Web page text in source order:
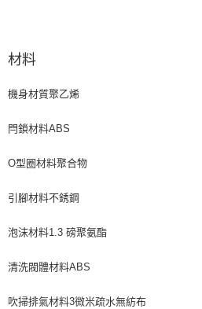
材料
機身材質聚乙烯
閂鎖材料ABS
O型圈材料聚合物
引腳材料不銹鋼
泡沫材料1.3 磅聚氨酯
清洗閥體材料ABS
吹掃排氣材料3微米疏水無紡布